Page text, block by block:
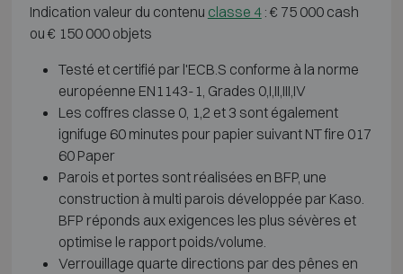
Indication valeur du contenu classe 4: € 75 000 cash
ou € 150 000 objets
Testé et certifié par l'ECB.S conforme à la norme
européenne EN1143-1, Grades 0,I,II,III,IV
Les coffres classe 0, 1,2 et 3 sont également
ignifuge 60 minutes pour papier suivant NT fire 017
60 Paper
Parois et portes sont réalisées en BFP, une
construction à multi parois développée par Kaso.
BFP réponds aux exigences les plus sévères et
optimise le rapport poids/volume.
Verrouillage quarte directions par des pênes en